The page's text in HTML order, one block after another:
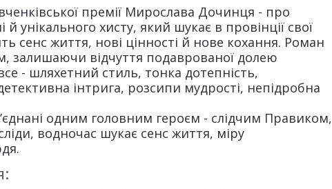
премії Мирослава Дочинця - про
й унікального хисту, який шукає в провінції свої
сенс життя, нові цінності й нове кохання. Роман
залишаючи відчуття подаврованої долею
- шляхетний стиль, тонка дотепність,
інтрига, розсипи мудрості, непідробна
одним головним героєм - слідчим Правиком,
водночас шукає сенс життя, міру